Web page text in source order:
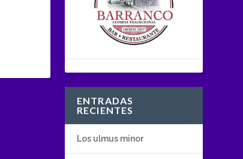
ENTRADAS
RECIENTES
Los ulmus minor